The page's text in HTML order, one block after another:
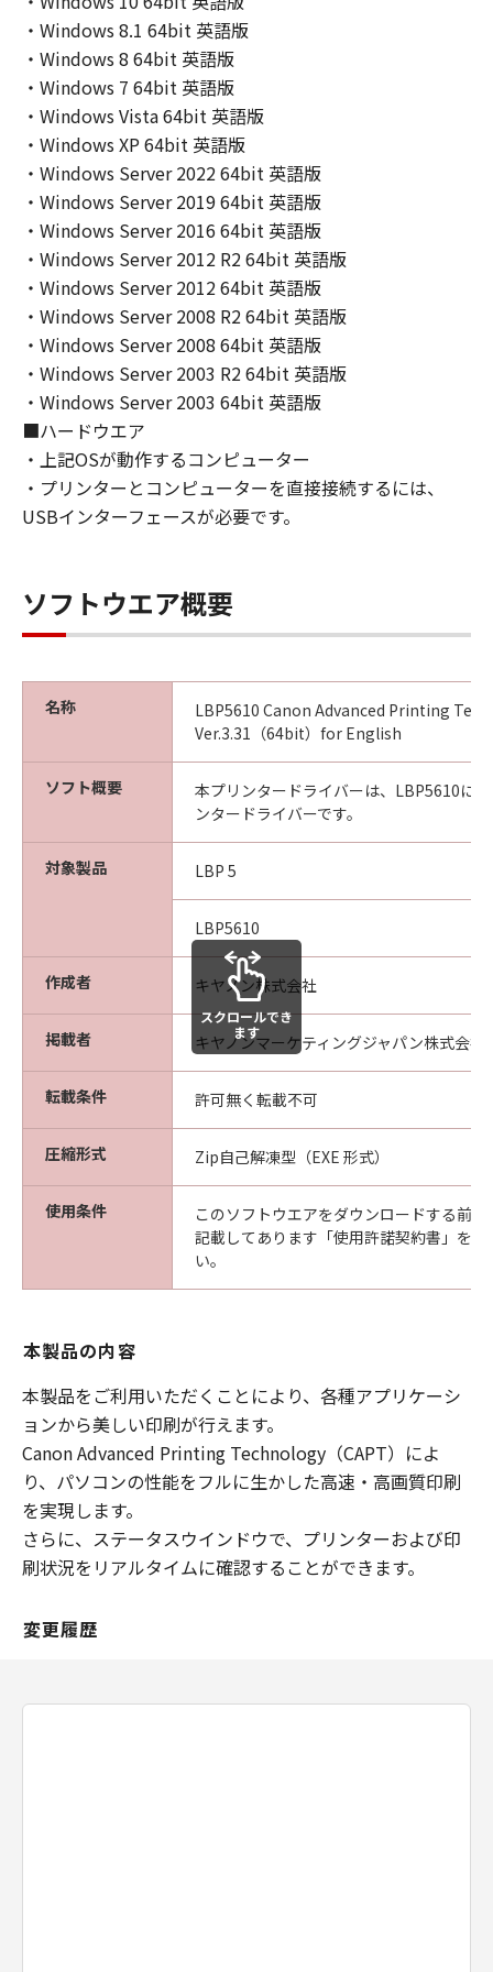
involved, and not to export or re-export,
directly or indirectly, the Software in
violation of any such laws, restrictions and
regulations, or without all necessary
approvals.
6. NO SUPPORT
NEITHER CANON, CANON'S SUBSIDIARIES OR
AFFILIATES, THEIR DISTRIBUTORS, OR
DEALERS NOR CANON'S LICENSORS ARE
RESPONSIBLE FOR MAINTAINING OR
HELPING YOU TO USE THE SOFTWARE. NO
UPDATES, FIXES OR SUPPORTS WILL BE
MADE AVAILABLE FOR THE SOFTWARE.
7. NO WARRANTY AND DISCLAIMER OF
INDEMNITY
[NO WARRANTY] THE SOFTWARE IS
PROVIDED "AS IS" WITHOUT WARRANTY_OF
ANY KIND, EITHER EXPRESSED OR IMPLIED,
INCLUDING, BUT NOT LIMITED TO THE
IMPLIED WARRANTIES OF MERCHANTABILITY
AND FITNESS FOR A PARTICULAR PURPOSE.
PERFORMANCE OF THE SOFTWARE IS WITH
YOU. SHOULD THE SOFTWARE PROVE
DEFECTIVE, YOU ASSUME THE ENTIRE COST
JURISDICTIONS DO NOT ALLOW THE
EXCLUSION OF IMPLIED WARRANTIES, SO
THE ABOVE EXCLUSION MAY NOT APPLY TO
YOU.
THIS WARRANTY GIVES YOU SPECIFIC LEGAL
RIGHTS AND YOU MAY ALSO HAVE OTHER
RIGHTS WHICH VARY FROM STATE TO STATE
OR JURISDICTION_TO JURISDICTION.
NEITHER CANON, CANON'S SUBSIDIARIES OR
AFFILIATES, THEIR DISTRIBUTORS, OR
DEALERS NOR CANON'S LICENSORS
WARRANT THAT THE FUNCTIONS
CONTAINED IN THE SOFTWARE WILL MEET
YOUR REQUIREMENTS OR THAT THE
OPERATION OF THE SOFTWARE WILL BE
UNINTERRUPTED OR ERROR FREE.
[NO LIABILITY FOR DAMAGES] IN NO EVENT
SHALL EITHER CANON, CANON'S
SUBSIDIARIES OR AFFILIATES, THEIR
DISTRIBUTORS DEALERS OR CANON'S
LICENSORS BE LIABLE FOR ANY DAMAGES
WHATSOEVER (INCLUDING WITHOUT
BUSINESS INTERRUPTION OR OTHER
CONSEQUENTIAL DAMAGES) ARISING OUT OF
THE SOFTWARE, USE THEREOF OR INABILITY
TO USE THE SOFTWARE EVEN IF EITHER
CANON, CANON'S SUBSIDIARIES OR
AFFILIATES, THEIR DISTRIBUTORS, DEALERS
OR CANON'S LICENSORS HAVE BEEN ADVISED
OF THE POSSIBILITY OF SUCH DAMAGES.
NOT ALLOW THE LIMITATION OR EXCLUSION
OF LIABILITY FOR INCIDENTAL OR
・Windows 8.1 64bit 英語版
・Windows 8 64bit 英語版
・Windows 7 64bit 英語版
・Windows Vista 64bit 英語版
・Windows XP 64bit 英語版
・Windows Server 2022 64bit 英語版
・Windows Server 2019 64bit 英語版
・Windows Server 2016 64bit 英語版
・Windows Server 2012 R2 64bit 英語版
・Windows Server 2012 64bit 英語版
・Windows Server 2008 R2 64bit 英語版
・Windows Server 2008 64bit 英語版
・Windows Server 2003 R2 64bit 英語版
・Windows Server 2003 64bit 英語版
■ハードウエア
・上記OSが動作するコンピューター
・プリンターとコンピューターを直接接続するには、
USBインターフェースが必要です。
ソフトウエア概要
名称
LBP5610 Canon Advanced Printing
Ver.3.31（64bit）for English
ソフト概要
本プリンタードライバーは、LBP5610に
ンタードライバーです。
対象製品 LBP 5
LBP5610
作成者 キヤノン株式会社
掲載者 キヤノンマーケティングジャパン株式会社
転載条件 許可無く転載不可
圧縮形式 Zip自己解凍型（EXE 形式）
使用条件
このソフトウエアをダウンロードする前
記載してあります「使用許諾契約書」を
い。
スクロールでき
ます
本製品の内容
本製品をご利用いただくことにより、各種アプリケーシ
ョンから美しい印刷が行えます。
Canon Advanced Printing Technology（CAPT）によ
り、パソコンの性能をフルに生かした高速・高画質印刷
を実現します。
さらに、ステータスウインドウで、プリンターおよび印
刷状況をリアルタイムに確認することができます。
変更履歴